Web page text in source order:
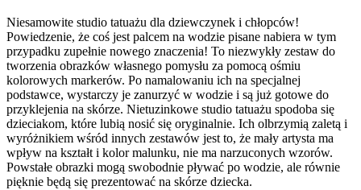
Niesamowite studio tatuażu dla dziewczynek i chłopców!
Powiedzenie, że coś jest palcem na wodzie pisane nabiera w tym
przypadku zupełnie nowego znaczenia! To niezwykły zestaw do
tworzenia obrazków własnego pomysłu za pomocą ośmiu
kolorowych markerów. Po namalowaniu ich na specjalnej
podstawce, wystarczy je zanurzyć w wodzie i są już gotowe do
przyklejenia na skórze. Nietuzinkowe studio tatuażu spodoba się
dzieciakom, które lubią nosić się oryginalnie. Ich olbrzymią zaletą i
wyróżnikiem wśród innych zestawów jest to, że mały artysta ma
wpływ na kształt i kolor malunku, nie ma narzuconych wzorów.
Powstałe obrazki mogą swobodnie pływać po wodzie, ale równie
pięknie będą się prezentować na skórze dziecka.